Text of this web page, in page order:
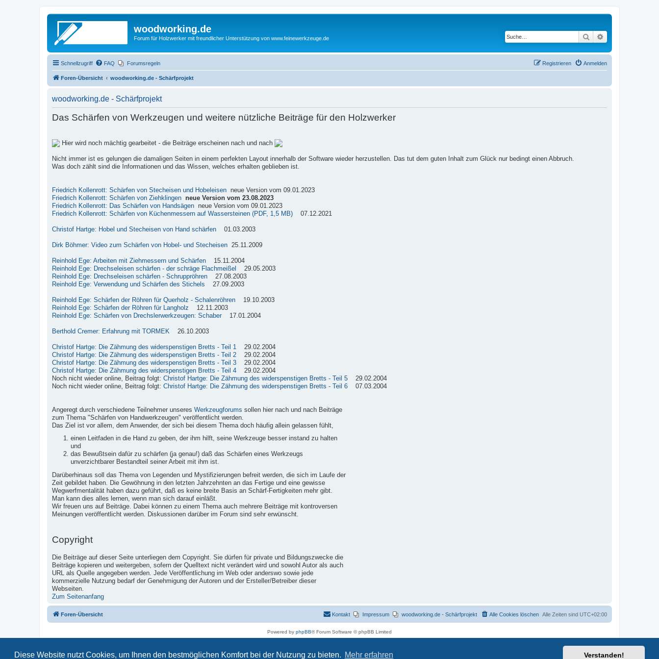
Diese Website nutzt Cookies, um Ihnen den bestmöglichen Komfort bei der Nutzung zu bieten. Mehr erfahren Verstanden!
woodworking.de
Forum für Holzwerker mit freundlicher Unterstützung von www.feinewerkzeuge.de Suche
Schnellzugriff FAQ Forumsregeln Anmelden
Registrieren
Foren-Übersicht woodworking.de - Schärfprojekt
woodworking.de - Schärfprojekt
Das Schärfen von Werkzeugen und weitere nützliche Beiträge für den Holzwerker
Hier wird noch mächtig gearbeitet - die Beiträge erscheinen nach und nach
Nicht immer ist es gelungen die damaligen Seiten in einem perfekten Layout innerhalb der Software wieder herzustellen. Das tut dem guten Inhalt zum Glück nur bedingt einen Abbruch.
Was doch zählt sind die Informationen und das Wissen, welches erhalten geblieben ist.
Friedrich Kollenrott: Schärfen von Stecheisen und Hobeleisen neue Version vom 09.01.2023
Friedrich Kollenrott: Schärfen von Ziehklingen
neue Version vom 23.08.2023
Friedrich Kollenrott: Das Schärfen von Handsägen neue Version vom 09.01.2023
Friedrich Kollenrott: Schärfen von Küchenmessern auf Wassersteinen (PDF, 1,5 MB) 07.12.2021
Christof Hartge: Hobel und Stecheisen von Hand schärfen 01.03.2003
Dirk Böhmer: Video zum Schärfen von Hobel- und Stecheisen 25.11.2009
Reinhold Ege: Arbeiten mit Ziehmessern und Schärfen 15.11.2004
Reinhold Ege: Drechseleisen schärfen - der schräge Flachmeißel
29.05.2003
Reinhold Ege: Drechseleisen schärfen - Schruppröhren 27.08.2003
Reinhold Ege: Verwendung und Schärfen des Stichels 27.09.2003
Reinhold Ege: Schärfen der Röhren für Querholz - Schalenröhren 19.10.2003
Reinhold Ege: Schärfen der Röhren für Langholz 12.11.2003
Reinhold Ege: Schärfen von Drechslerwerkzeugen: Schaber 17.01.2004
Berthold Cremer: Erfahrung mit TORMEK 26.10.2003
Christof Hartge: Die Zähmung des widerspenstigen Bretts - Teil 1 29.02.2004
Christof Hartge: Die Zähmung des widerspenstigen Bretts - Teil 2 29.02.2004
Christof Hartge: Die Zähmung des widerspenstigen Bretts - Teil 3 29.02.2004
Christof Hartge: Die Zähmung des widerspenstigen Bretts - Teil 4 29.02.2004
Noch nicht wieder online, Beitrag folgt: Christof Hartge: Die Zähmung des widerspenstigen Bretts - Teil 5 29.02.2004
Noch nicht wieder online, Beitrag folgt: Christof Hartge: Die Zähmung des widerspenstigen Bretts - Teil 6 07.03.2004
Angeregt durch verschiedene Teilnehmer unseres Werkzeugforums sollen hier nach und nach Beiträge
zum Thema "Schärfen von Handwerkzeugen" veröffentlicht werden.
Das Ziel ist vor allem, dem Anwender, der sich bei diesem Thema doch häufig allein gelassen fühlt,
einen Leitfaden in die Hand zu geben, der ihm hilft, seine Werkzeuge besser instand zu halten
und
das Bewußtsein dafür zu schärfen (ja genau!) daß das Schärfen eines Werkzeugs
unverzichtbarer Bestandteil seiner Arbeit mit ihm ist.
Darüberhinaus soll das Thema von Legenden und Mystifizierungen befreit werden, die sich im Laufe der
Zeit gebildet haben. Die Gewöhnung in den letzten Jahrzehnten an das Fertige und eine gewisse
Wegwerfmentalität haben dazu geführt, daß es keine breite Basis an Schärf-Fertigkeiten mehr gibt.
Man kann dies alles lernen, wenn man sich darauf einläßt.
Wir freuen uns auf Beiträge. Dabei können zu einem Thema auch mehrere Beiträge mit kontroversen
Meinungen veröffentlicht werden. Diskussionen darüber im Forum sind sehr erwünscht.
Copyright
Die Beiträge auf dieser Seite unterliegen dem Copyright. Sie dürfen für private und Bildungszwecke die
Beiträge kopieren und weitergeben, sofern der Quelltext nicht verändert wird und sowohl Autor als auch
URL als Quelle angegeben werden. Jede Veröffentlichung im Web oder anderswo sowie jede
kommerzielle Nutzung bedarf der Genehmigung der Autoren und der Ersteller/Betreiber dieser
Webseiten.
Zum Seitenanfang
Foren-Übersicht Alle Zeiten sind UTC+02:00
Alle Cookies löschen
woodworking.de - Schärfprojekt
Impressum
Kontakt
Powered by phpBB® Forum Software © phpBB Limited